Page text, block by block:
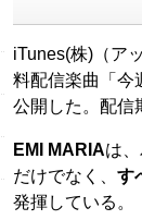
iTunes(株)（ア
料配信楽曲「今
公開した。配信
EMI MARIAは
だけでなく、 す
発揮している。